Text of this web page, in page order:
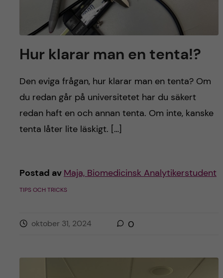
Hur klarar man en tenta!?
Den eviga frågan, hur klarar man en tenta? Om
du redan går på universitetet har du säkert
redan haft en och annan tenta. Om inte, kanske
tenta låter lite läskigt. […]
Postad av Maja, Biomedicinsk Analytikerstudent
TIPS OCH TRICKS
oktober 31, 2024 0